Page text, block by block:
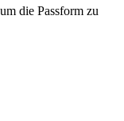
die Passform zu